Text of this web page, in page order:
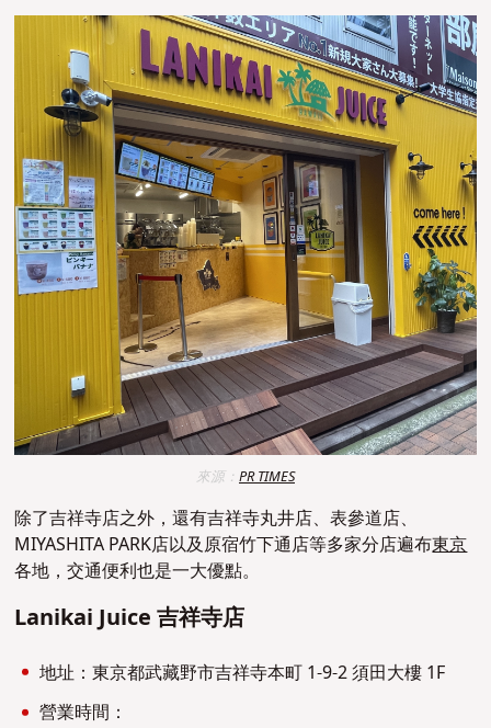
來源： PR TIMES
除了吉祥寺店之外，還有吉祥寺丸井店、表參道店、
MIYASHITA PARK店以及原宿竹下通店等多家分店遍布東京
各地，交通便利也是一大優點。
Lanikai Juice 吉祥寺店
地址：東京都武藏野市吉祥寺本町 1-9-2 須田大樓 1F
營業時間：